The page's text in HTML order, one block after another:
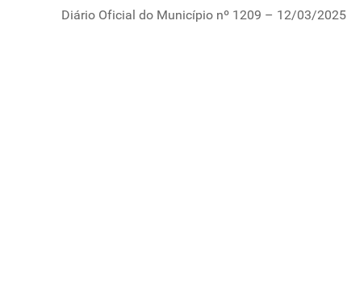
Diário Oficial do Município nº 1209 – 12/03/2025